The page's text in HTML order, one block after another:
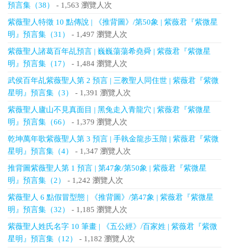
預言集（38）
- 1,563 瀏覽人次
紫薇聖人特徵 10 點傳說 | 《推背圖》/第50象 | 紫薇君『紫微星
明』預言集（31）
- 1,497 瀏覽人次
紫薇聖人諸葛百年乩預言 | 巍巍蕩蕩希堯舜 | 紫薇君『紫微星
明』預言集（17）
- 1,484 瀏覽人次
武侯百年乩紫薇聖人第 2 預言 | 三教聖人同住世 | 紫薇君『紫微
星明』預言集（3）
- 1,391 瀏覽人次
紫薇聖人廬山不見真面目 | 黑兔走入青龍穴 | 紫薇君『紫微星
明』預言集（66）
- 1,379 瀏覽人次
乾坤萬年歌紫薇聖人第 3 預言 | 手執金龍步玉階 | 紫薇君『紫微
星明』預言集（4）
- 1,347 瀏覽人次
推背圖紫薇聖人第 1 預言 | 第47象/第50象 | 紫薇君『紫微星
明』預言集（2）
- 1,242 瀏覽人次
紫薇聖人 6 點假冒型態 | 《推背圖》/第47象 | 紫薇君『紫微星
明』預言集（32）
- 1,185 瀏覽人次
紫薇聖人姓氏名字 10 筆畫 | 《五公經》/百家姓 | 紫薇君『紫微
星明』預言集（12）
- 1,182 瀏覽人次